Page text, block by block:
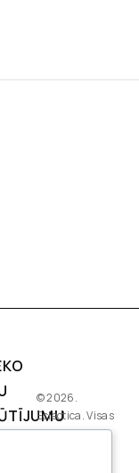
© 2026.
Eclectica. Visas
tiesības